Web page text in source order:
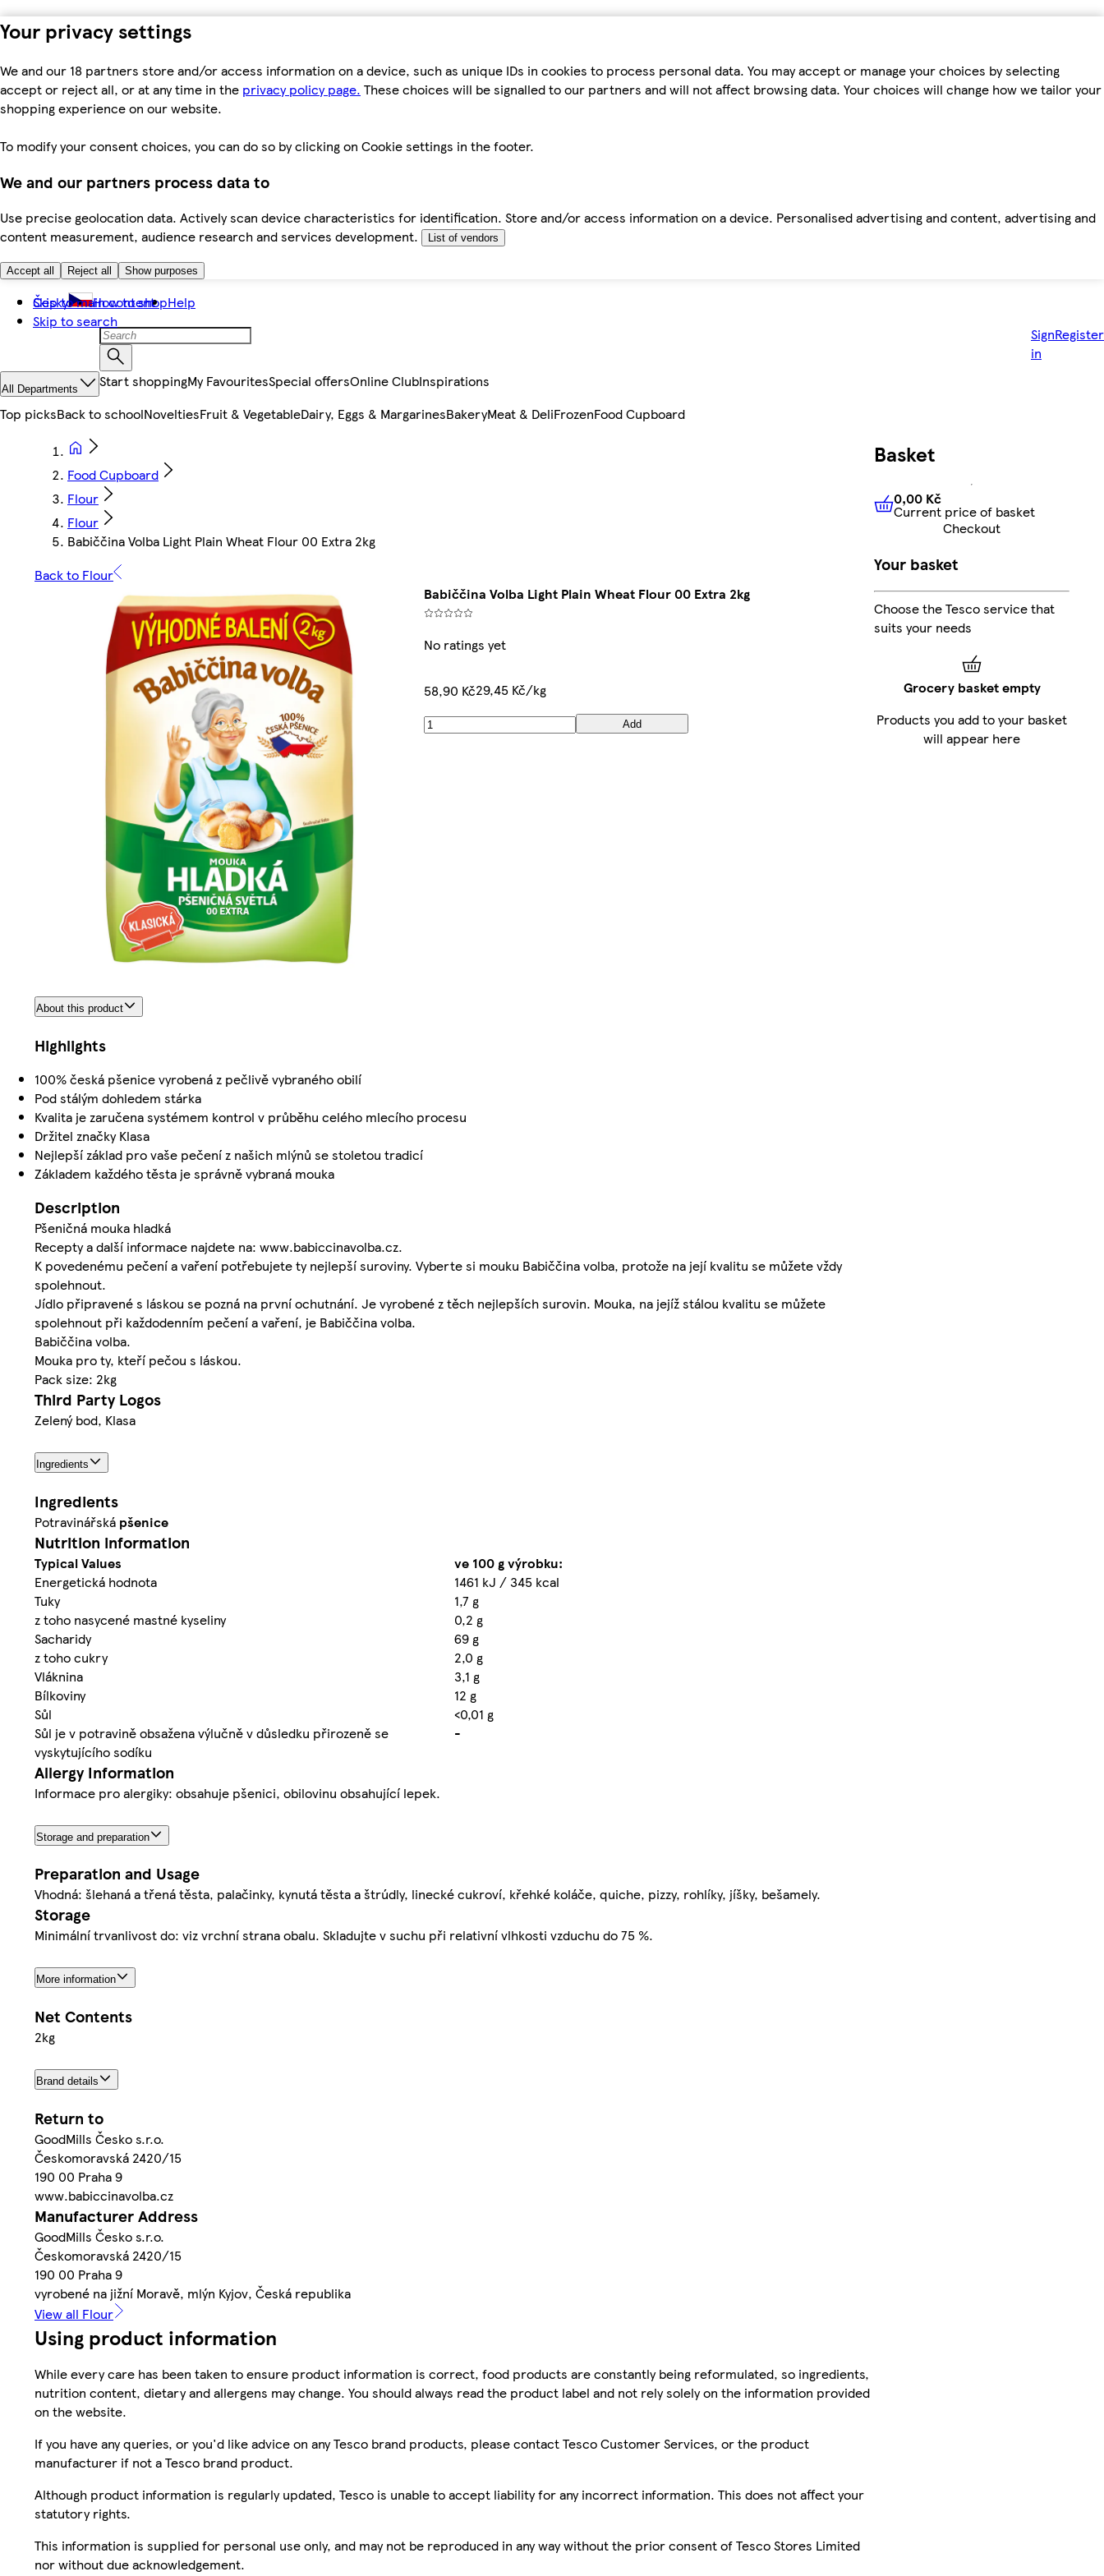
Your privacy settings
We and our 18 partners store and/or access information on a device, such as unique IDs in cookies to process personal data. You may accept or manage your choices by selecting
accept or reject all, or at any time in the privacy policy page. These choices will be signalled to our partners and will not affect browsing data. Your choices will change how we tailor your
shopping experience on our website.
To modify your consent choices, you can do so by clicking on Cookie settings in the footer.
We and our partners process data to
Use precise geolocation data. Actively scan device characteristics for identification. Store and/or access information on a device. Personalised advertising and content, advertising and
content measurement, audience research and services development.
List of vendors
Accept all Reject all Show purposes
Skip to main content
Skip to search
Česky How to shopHelp
Sign
in
Register
All Departments Start shoppingMy FavouritesSpecial offersOnline ClubInspirations
Top picksBack to schoolNoveltiesFruit & VegetableDairy, Eggs & MargarinesBakeryMeat & DeliFrozenFood Cupboard
Food Cupboard
Flour
Flour
Babiččina Volba Light Plain Wheat Flour 00 Extra 2kg
Back to Flour
Babiččina Volba Light Plain Wheat Flour 00 Extra 2kg
No ratings yet
58,90 Kč29,45 Kč/kg
Add
About this product
Highlights
100% česká pšenice vyrobená z pečlivě vybraného obilí
Pod stálým dohledem stárka
Kvalita je zaručena systémem kontrol v průběhu celého mlecího procesu
Držitel značky Klasa
Nejlepší základ pro vaše pečení z našich mlýnů se stoletou tradicí
Základem každého těsta je správně vybraná mouka
Description
Pšeničná mouka hladká
Recepty a další informace najdete na: www.babiccinavolba.cz.
K povedenému pečení a vaření potřebujete ty nejlepší suroviny. Vyberte si mouku Babiččina volba, protože na její kvalitu se můžete vždy
spolehnout.
Jídlo připravené s láskou se pozná na první ochutnání. Je vyrobené z těch nejlepších surovin. Mouka, na jejíž stálou kvalitu se můžete
spolehnout při každodenním pečení a vaření, je Babiččina volba.
Babiččina volba.
Mouka pro ty, kteří pečou s láskou.
Pack size: 2kg
Third Party Logos
Zelený bod, Klasa
Ingredients
Ingredients
Potravinářská pšenice
Nutrition information
Typical Values
ve 100 g výrobku:
Energetická hodnota
1461 kJ / 345 kcal
Tuky
1,7 g
z toho nasycené mastné kyseliny
0,2 g
Sacharidy
69 g
z toho cukry
2,0 g
Vláknina
3,1 g
Bílkoviny
12 g
Sůl
<0,01 g
Sůl je v potravině obsažena výlučně v důsledku přirozeně se
vyskytujícího sodíku
-
Allergy Information
Informace pro alergiky: obsahuje pšenici, obilovinu obsahující lepek.
Storage and preparation
Preparation and Usage
Vhodná: šlehaná a třená těsta, palačinky, kynutá těsta a štrúdly, linecké cukroví, křehké koláče, quiche, pizzy, rohlíky, jíšky, bešamely.
Storage
Minimální trvanlivost do: viz vrchní strana obalu. Skladujte v suchu při relativní vlhkosti vzduchu do 75 %.
More information
Net Contents
2kg
Brand details
Return to
GoodMills Česko s.r.o.
Českomoravská 2420/15
190 00 Praha 9
www.babiccinavolba.cz
Manufacturer Address
GoodMills Česko s.r.o.
Českomoravská 2420/15
190 00 Praha 9
vyrobené na jižní Moravě, mlýn Kyjov, Česká republika
View all Flour
Using product information
While every care has been taken to ensure product information is correct, food products are constantly being reformulated, so ingredients,
nutrition content, dietary and allergens may change. You should always read the product label and not rely solely on the information provided
on the website.
If you have any queries, or you'd like advice on any Tesco brand products, please contact Tesco Customer Services, or the product
manufacturer if not a Tesco brand product.
Although product information is regularly updated, Tesco is unable to accept liability for any incorrect information. This does not affect your
statutory rights.
This information is supplied for personal use only, and may not be reproduced in any way without the prior consent of Tesco Stores Limited
nor without due acknowledgement.
Basket
0,00 KčCurrent price of
0,00 Kč
Current price of basket
Checkout
Your basket
Choose the Tesco service that
suits your needs
Grocery basket empty
Products you add to your basket
will appear here